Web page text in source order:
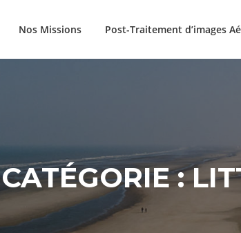
Nos Missions Post-Traitement d’images
CATÉGORIE :